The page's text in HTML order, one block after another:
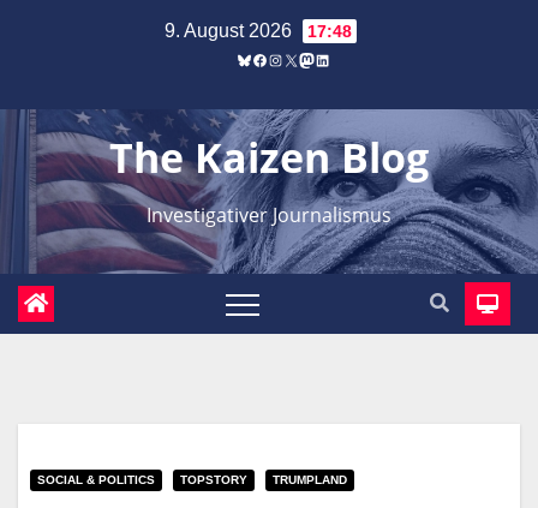
9. August 2026 17:48
Bluesky
Facebook
Instagram
X Mastodon
LinkedIn
The Kaizen Blog
Investigativer Journalismus
SOCIAL & POLITICS TOPSTORY TRUMPLAND